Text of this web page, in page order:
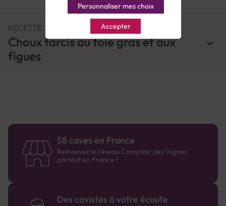
RECETTE
Choux farcis au foie gras et aux
figues
58 caves en France
Retrouvez le réseau Comptoir des Vignes
partout en France !
Des cavistes à votre écoute
Personnaliser mes choix
Accepter